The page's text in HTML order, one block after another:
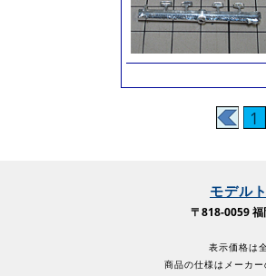
1
モデル
〒818-0059
表示価格は
商品の仕様はメーカ